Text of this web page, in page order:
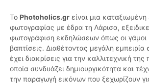
Το Photoholics.gr είναι μια καταξιωμένη
φωτογραφίας με έδρα τη Λάρισα,
φωτογράφιση εκδηλώσεων όπως οι γάμοι
βαπτίσεις. Διαθέτοντας μεγάλη εμπειρία
έχει διακρίσεις για την καλλιτεχνική της
οποία συνδυάζει δημιουργικότητα και
την παραγωγή εικόνων που ξεχωρίζουν